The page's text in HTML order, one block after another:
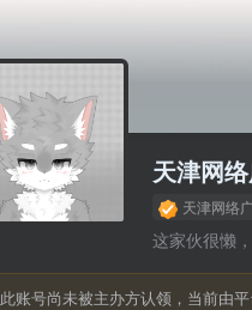
天津网
天津网络
这家伙很懒
此账号尚未被主办方认领，当前由